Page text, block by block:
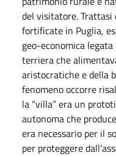
del visitatore.
fortificate in Puglia,
geo-economica
terriera che
aristocratiche e della
fenomeno occorre
la “villa” era un
autonoma che
era necessario per il
per proteggere